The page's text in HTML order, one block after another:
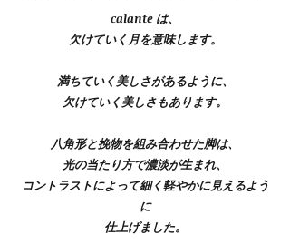
calante は、
欠けていく月を意味します。
満ちていく美しさがあるように、
欠けていく美しさもあります。
八角形と挽物を組み合わせた脚は、
光の当たり方で濃淡が生まれ、
コントラストによって細く軽やかに見えるよう
に
仕上げました。